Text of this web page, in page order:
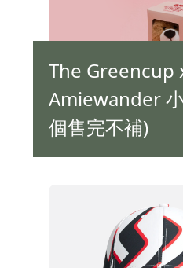
The Greencup
Amiewander
個售完不補)